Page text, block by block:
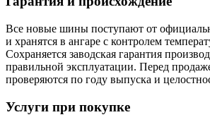
Все новые шины поступают от
и хранятся в ангаре с контролем
Сохраняется заводская гарантия
правильной эксплуатации. Перед
проверяются по году выпуска и
Услуги при покупке